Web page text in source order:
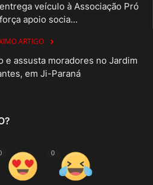
veículo à Associação Pró
apoio socia...
ARTIGO
e assusta moradores no Jardim
em Ji-Paraná
0